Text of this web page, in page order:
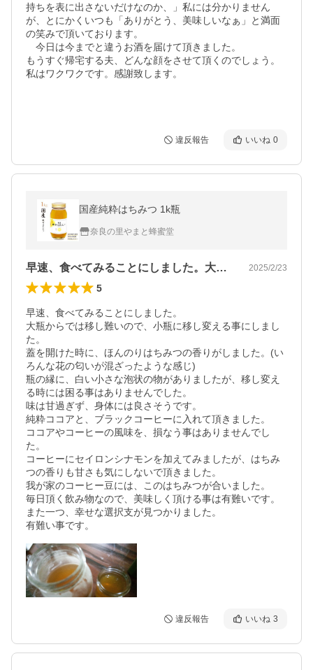
持ちを表に出さないだけなのか、」私には分かりません
が、とにかくいつも「ありがとう、美味しいなぁ」と満面
の笑みで頂いております。
今日は今までと違うお酒を届けて頂きました。
もうすぐ帰宅する夫、どんな顔をさせて頂くのでしょう。
私はワクワクです。感謝致します。
違反報告 いいね 0
国産純粋はちみつ 1k瓶
奈良の里やまと蜂蜜堂
早速、食べてみることにしました。大瓶か… 2025/2/23
5
早速、食べてみることにしました。
大瓶からでは移し難いので、小瓶に移し変える事にしまし
た。
蓋を開けた時に、ほんのりはちみつの香りがしました。(い
ろんな花の匂いが混ざったような感じ)
瓶の縁に、白い小さな泡状の物がありましたが、移し変え
る時には困る事はありませんでした。
味は甘過ぎず、身体には良さそうです。
純粋ココアと、ブラックコーヒーに入れて頂きました。
ココアやコーヒーの風味を、損なう事はありませんでし
た。
コーヒーにセイロンシナモンを加えてみましたが、はちみ
つの香りも甘さも気にしないで頂きました。
我が家のコーヒー豆には、このはちみつが合いました。
毎日頂く飲み物なので、美味しく頂ける事は有難いです。
また一つ、幸せな選択支が見つかりました。
有難い事です。
違反報告 いいね 3